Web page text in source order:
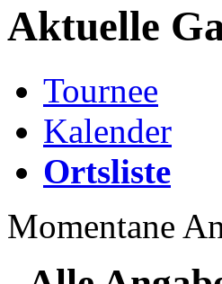
Aktuelle
Tournee
Kalender
Ortsliste
Momentane